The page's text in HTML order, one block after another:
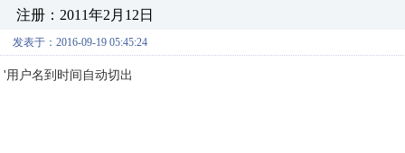
注册：2011年2月12日
发表于：2016-09-19 05:45:24
'用户名到时间自动切出